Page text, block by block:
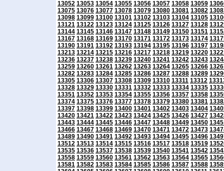
13052 13053 13054 13055 13056 13057 13058 13059
13075 13076 13077 13078 13079 13080 13081 13082
13098 13099 13100 13101 13102 13103 13104 13105
13121 13122 13123 13124 13125 13126 13127 13128
13144 13145 13146 13147 13148 13149 13150 13151
13167 13168 13169 13170 13171 13172 13173 13174
13190 13191 13192 13193 13194 13195 13196 13197
13213 13214 13215 13216 13217 13218 13219 13220
13236 13237 13238 13239 13240 13241 13242 13243
13259 13260 13261 13262 13263 13264 13265 13266
13282 13283 13284 13285 13286 13287 13288 13289
13305 13306 13307 13308 13309 13310 13311 13312
13328 13329 13330 13331 13332 13333 13334 13335
13351 13352 13353 13354 13355 13356 13357 13358
13374 13375 13376 13377 13378 13379 13380 13381
13397 13398 13399 13400 13401 13402 13403 13404
13420 13421 13422 13423 13424 13425 13426 13427
13443 13444 13445 13446 13447 13448 13449 13450
13466 13467 13468 13469 13470 13471 13472 13473
13489 13490 13491 13492 13493 13494 13495 13496
13512 13513 13514 13515 13516 13517 13518 13519
13535 13536 13537 13538 13539 13540 13541 13542
13558 13559 13560 13561 13562 13563 13564 13565
13581 13582 13583 13584 13585 13586 13587 13588